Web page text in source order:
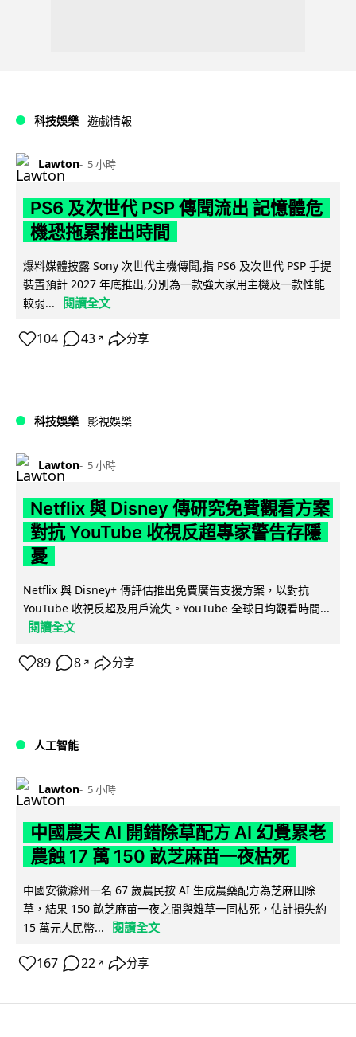
科技娛樂 遊戲情報
Lawton 5 小時
PS6 及次世代 PSP 傳聞流出 記憶體危
機恐拖累推出時間
爆料媒體披露 Sony 次世代主機傳聞,指 PS6 及次世代 PSP 手提
裝置預計 2027 年底推出,分別為一款強大家用主機及一款性能
較弱...
閱讀全文
104 43 ↗ 分享
科技娛樂 影視娛樂
Lawton 5 小時
Netflix 與 Disney 傳研究免費觀看方案
對抗 YouTube 收視反超專家警告存隱
憂
Netflix 與 Disney+ 傳評估推出免費廣告支援方案，以對抗
YouTube 收視反超及用戶流失。YouTube 全球日均觀看時間...
閱讀全文
89 8 ↗ 分享
人工智能
Lawton 5 小時
中國農夫 AI 開錯除草配方 AI 幻覺累老
農蝕 17 萬 150 畝芝麻苗一夜枯死
中國安徽滁州一名 67 歲農民按 AI 生成農藥配方為芝麻田除
草，結果 150 畝芝麻苗一夜之間與雜草一同枯死，估計損失約
15 萬元人民幣...
閱讀全文
167 22 ↗ 分享